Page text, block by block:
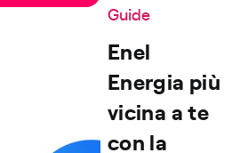
Guide
Enel
Energia più
vicina a te
con la